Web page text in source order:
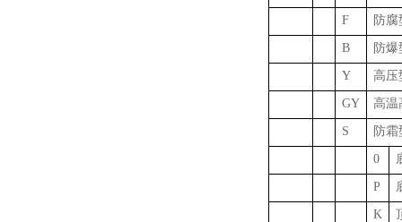
F 防腐
B 防爆
Y 高压
GY 高温
S 防霜
0
P
K